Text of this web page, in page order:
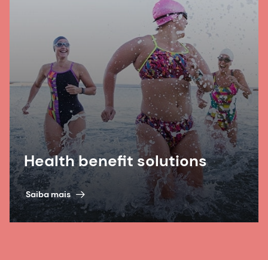
Health benefit solutions
Saiba mais